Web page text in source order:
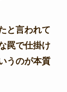
と言われて
罠で仕掛け
うのが本質